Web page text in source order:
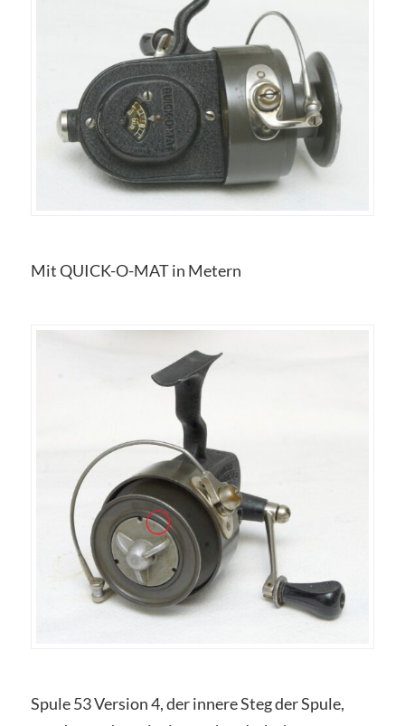
Mit QUICK-O-MAT in Metern
Spule 53 Version 4, der innere Steg der Spule,